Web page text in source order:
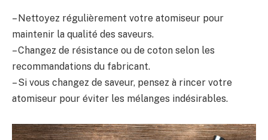
– Nettoyez régulièrement votre atomiseur pour
maintenir la qualité des saveurs.
– Changez de résistance ou de coton selon les
recommandations du fabricant.
– Si vous changez de saveur, pensez à rincer votre
atomiseur pour éviter les mélanges indésirables.